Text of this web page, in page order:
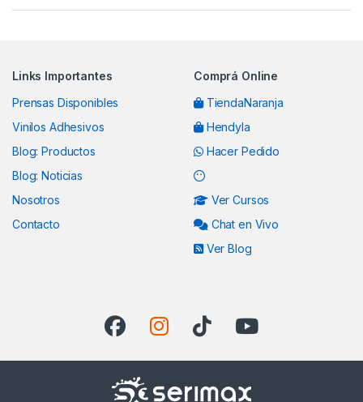
Links Importantes
Prensas Disponibles
Vinilos Adhesivos
Blog: Productos
Blog: Noticias
Nosotros
Contacto
Comprá Online
TiendaNaranja
Hendyla
Hacer Pedido
Ver Cursos
Chat en Vivo
Ver Blog